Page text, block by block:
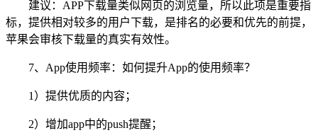
建议：APP下载量类似网页的浏览量，所以此项是重要指
标，提供相对较多的用户下载，是排名的必要和优先的前提，
苹果会审核下载量的真实有效性。
7、App使用频率：如何提升App的使用频率？
1）提供优质的内容；
2）增加app中的push提醒；